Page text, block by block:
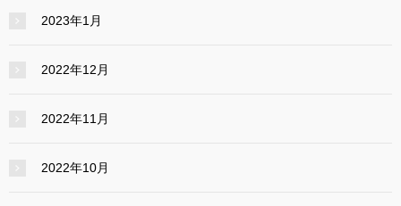
2023年1月
2022年12月
2022年11月
2022年10月